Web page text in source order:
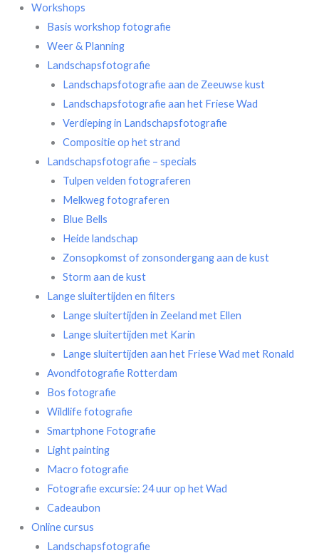
Workshops
Basis workshop fotografie
Weer & Planning
Landschapsfotografie
Landschapsfotografie aan de Zeeuwse kust
Landschapsfotografie aan het Friese Wad
Verdieping in Landschapsfotografie
Compositie op het strand
Landschapsfotografie – specials
Tulpen velden fotograferen
Melkweg fotograferen
Blue Bells
Heide landschap
Zonsopkomst of zonsondergang aan de kust
Storm aan de kust
Lange sluitertijden en filters
Lange sluitertijden in Zeeland met Ellen
Lange sluitertijden met Karin
Lange sluitertijden aan het Friese Wad met Ronald
Avondfotografie Rotterdam
Bos fotografie
Wildlife fotografie
Smartphone Fotografie
Light painting
Macro fotografie
Fotografie excursie: 24 uur op het Wad
Cadeaubon
Online cursus
Landschapsfotografie